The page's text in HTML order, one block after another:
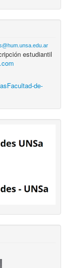
estudiantil
de-